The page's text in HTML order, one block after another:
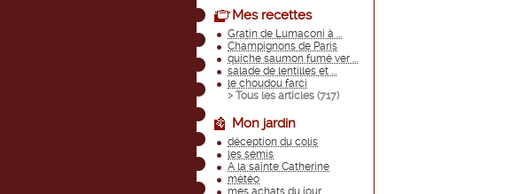
Mes recettes
Gratin de Lumaconi à ...
Champignons de Paris
quiche saumon fumé ver ...
salade de lentilles et ...
le choudou farci
> Tous les articles (717)
Mon jardin
déception du colis
les semis
A la sainte Catherine
météo
mes achats du jour...